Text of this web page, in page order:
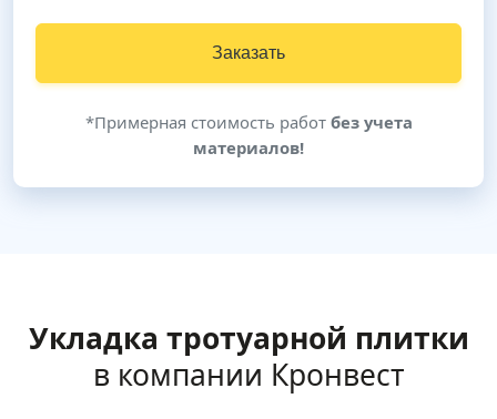
Заказать
*Примерная стоимость работ без учета
материалов!
Укладка тротуарной плитки
в компании Кронвест